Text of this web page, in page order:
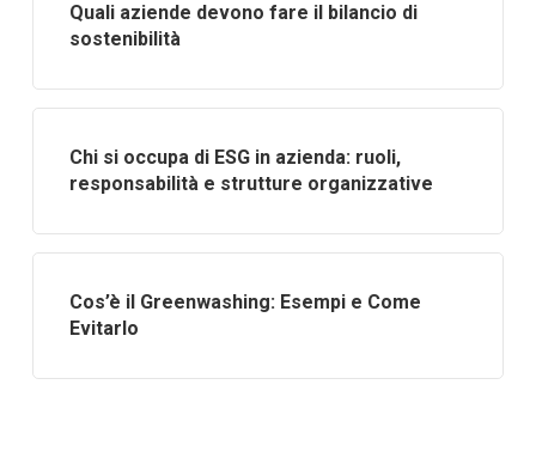
Quali aziende devono fare il bilancio di
sostenibilità
Chi si occupa di ESG in azienda: ruoli,
responsabilità e strutture organizzative
Cos’è il Greenwashing: Esempi e Come
Evitarlo